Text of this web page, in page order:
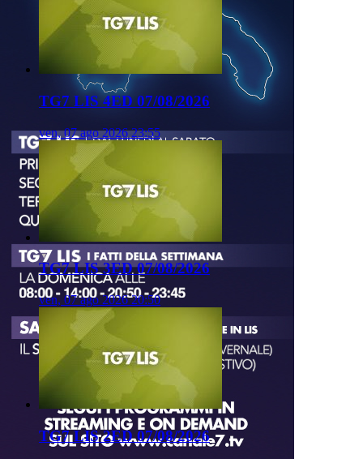
TG7 LIS 4ED 07/08/2026
ven, 07 ago 2026 23:55
TG7 LIS 3ED 07/08/2026
ven, 07 ago 2026 20:50
TG7 LIS 2ED 07/08/2026